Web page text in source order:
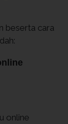
beserta cara
online